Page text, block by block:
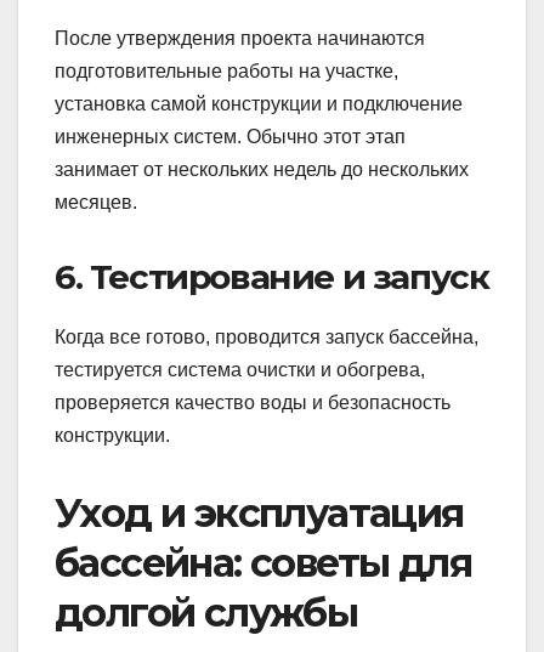
После утверждения проекта начинаются
подготовительные работы на участке,
установка самой конструкции и подключение
инженерных систем. Обычно этот этап
занимает от нескольких недель до нескольких
месяцев.
6. Тестирование и запуск
Когда все готово, проводится запуск бассейна,
тестируется система очистки и обогрева,
проверяется качество воды и безопасность
конструкции.
Уход и эксплуатация
бассейна: советы для
долгой службы